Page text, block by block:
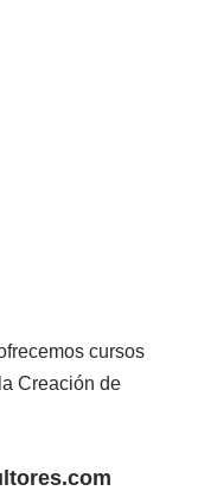
cursos
Creación de